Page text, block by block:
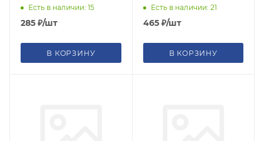
Есть в наличии: 15
285 ₽/шт
В КОРЗИНУ
6кА (LEGRAND)
Есть в наличии: 21
465₽/шт
В КОРЗИНУ